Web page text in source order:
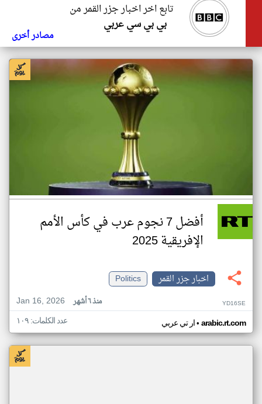
تابع اخر اخبار جزر القمر من
بي بي سي عربي
مصادر أخرى
أفضل 7 نجوم عرب في كأس الأمم
الإفريقية 2025
اخبار جزر القمر
Politics
Jan 16, 2026
منذ ٦ أشهر YD16SE
ار تي عربي• arabic.rt.com عدد الكلمات: ١٠٩